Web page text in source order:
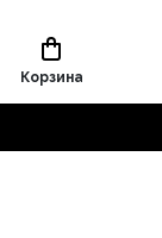
Корзина